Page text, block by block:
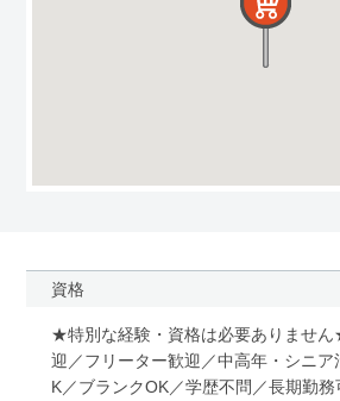
資格
★特別な経験・資格は必要ありませ
迎／フリーター歓迎／中高年・シニ
K／ブランクOK／学歴不問／長期勤